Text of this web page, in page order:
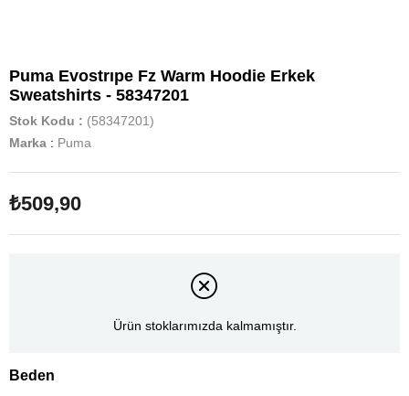
Puma Evostrıpe Fz Warm Hoodie Erkek
Sweatshirts - 58347201
Stok Kodu
(58347201)
Marka : Puma
₺509,90
Ürün stoklarımızda kalmamıştır.
Beden